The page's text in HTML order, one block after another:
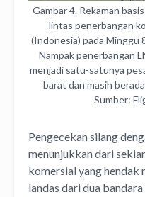
Gambar 4. Rekaman
lintas penerbangan
(Indonesia) pada Minggu
Nampak penerbangan
menjadi satu-satunya
barat dan masih
Sumber:
Pengecekan silang
menunjukkan dari
komersial yang hendak
landas dari dua